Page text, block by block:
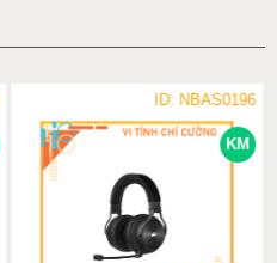
KM
ID: NBAS0196